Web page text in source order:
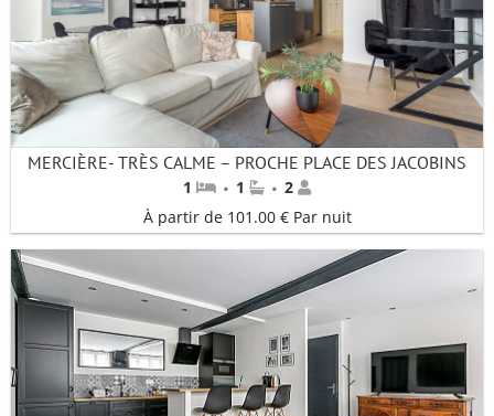
MERCIÈRE- TRÈS CALME – PROCHE PLACE DES JACOBINS
1 · 1 · 2
À partir de 101.00 € Par nuit